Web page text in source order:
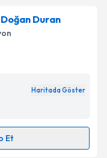
takvimi talebi
almanız için bir
bilgilendireceğiz.
ilişkinAydınlatma
belirtilen
Duran
Haritada Göster
Et